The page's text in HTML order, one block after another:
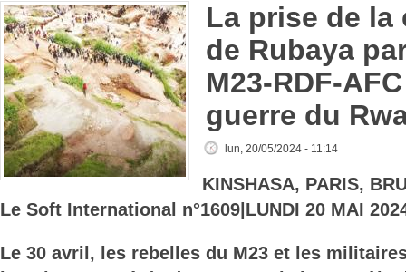
La prise de la
de Rubaya
M23-RDF-
guerre du
lun, 20/05/2024 - 11:14
KINSHASA, PARIS,
Le Soft International n°1609|LUNDI 20 MAI
Le 30 avril, les rebelles du M23 et les